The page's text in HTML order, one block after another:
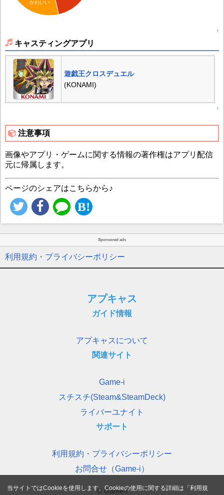
かわいい
↑
キャスティングアプリ
遊戯王クロスデュエル
(KONAMI)
↑
注意事項
画像やアプリ・ゲームに関する情報の著作権はアプリ配信
元に帰属します。
ページのシェアはこちらから♪
Sponsored ads
利用規約・プライバシーポリシー
アプキャス
ガイド情報
アプキャスについて
関連サイト
Game-i
スチスチ(Steam&SteamDeck)
ライバーユナイト
サポート
利用規約・プライバシーポリシー
お問合せ（Game-i）
© Game-i
当サイトではCookieを使用します。Cookieの使用に関する詳細は「利用規